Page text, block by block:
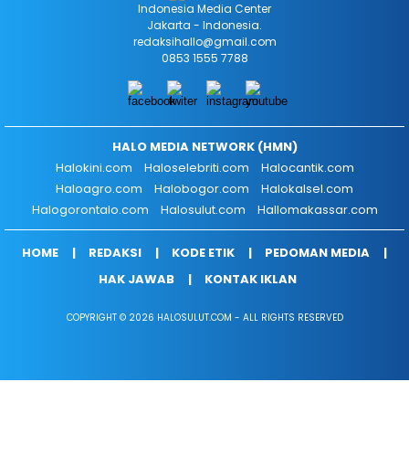
Indonesia Media Center
Jakarta - Indonesia.
redaksihallo@gmail.com
0853 1555 7788
HALO MEDIA NETWORK (HMN)
Halokini.com
Haloselebriti.com
Halocantik.com
Haloagro.com
Halobogor.com
Halokalsel.com
Halogorontalo.com
Halosulut.com Hallomakassar.com
HOME REDAKSI KODE ETIK
PEDOMAN MEDIA
HAK JAWAB
KONTAK IKLAN
COPYRIGHT © 2026 HALOSULUT.COM - ALL RIGHTS RESERVED